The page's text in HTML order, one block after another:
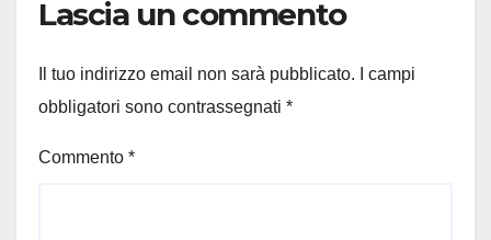
Lascia un commento
Il tuo indirizzo email non sarà pubblicato.
I campi
obbligatori sono contrassegnati *
Commento *